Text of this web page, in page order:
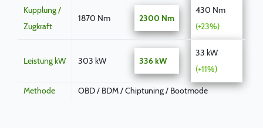
Kupplung /
Zugkraft
1870 Nm 2300 Nm
430 Nm
(+23%)
Leistung kW 303 kW 336 kW
33 kW
(+11%)
Methode OBD / BDM / Chiptuning / Bootmode